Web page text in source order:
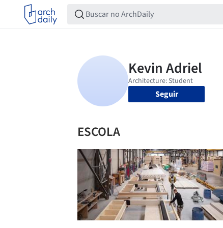
Seguir
ESCOLA